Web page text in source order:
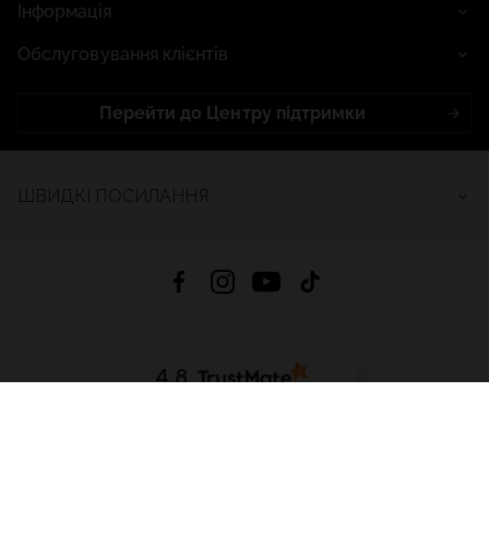
Інформація
Обслуговування клієнтів
Перейти до Центру підтримки
4.8